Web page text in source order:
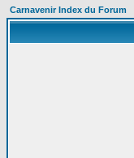
Carnavenir Index du Forum